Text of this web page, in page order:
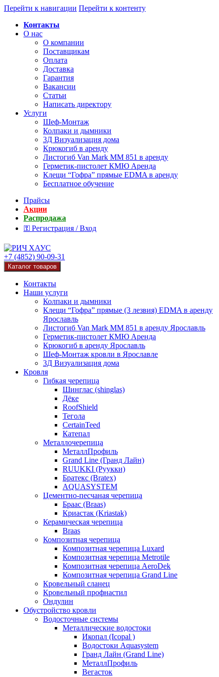
Перейти к навигации Перейти к контенту
Контакты
О нас
О компании
Поставщикам
Оплата
Доставка
Гарантия
Вакансии
Статьи
Написать директору
Услуги
Шеф-Монтаж
Колпаки и дымники
3Д Визуализация дома
Крюкогиб в аренду
Листогиб Van Mark MM 851 в аренду
Герметик-пистолет КМЮ Аренда
Клещи “Гофра” прямые EDMA в аренду
Бесплатное обучение
Прайсы
Акции
Распродажа
⚿ Регистрация / Вход
+7 (4852) 90-09-31
Каталог товаров
Контакты
Наши услуги
Колпаки и дымники
Клещи “Гофра” прямые (3 лезвия) EDMA в аренду
Ярославль
Листогиб Van Mark MM 851 в аренду Ярославль
Герметик-пистолет КМЮ Аренда
Крюкогиб в аренду Ярославль
Шеф-Монтаж кровли в Ярославле
3Д Визуализация дома
Кровля
Гибкая черепица
Шинглас (shinglas)
Дёке
RoofShield
Тегола
CertainTeed
Катепал
Металлочерепица
МеталлПрофиль
Grand Line (Гранд Лайн)
RUUKKI (Руукки)
Братекс (Bratex)
AQUASYSTEM
Цементно-песчаная черепица
Браас (Braas)
Криастак (Kriastak)
Керамическая черепица
Braas
Композитная черепица
Композитная черепица Luxard
Композитная черепица Metrotile
Композитная черепица AeroDek
Композитная черепица Grand Line
Кровельный сланец
Кровельный профнастил
Ондулин
Обустройство кровли
Водосточные системы
Металлические водостоки
Икопал (Icopal )
Водостоки Aquasystem
Гранд Лайн (Grand Line)
МеталлПрофиль
Вегасток